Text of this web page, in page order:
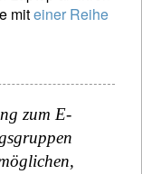
miteiner Reihe
zum E-